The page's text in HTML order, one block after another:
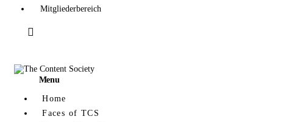
Mitgliederbereich
Menu
Home
Faces of TCS